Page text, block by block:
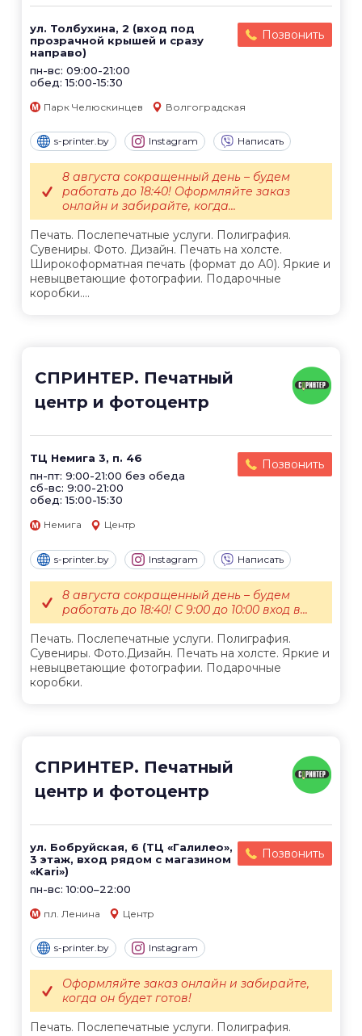
ул. Толбухина, 2 (вход под
прозрачной крышей и сразу
направо)
пн-вс: 09:00-21:00
обед: 15:00-15:30
Позвонить
Парк Челюскинцев Волгоградская
s-printer.by Instagram Написать
Печать. Послепечатные услуги. Полиграфия.
Сувениры. Фото. Дизайн. Печать на холсте.
Широкоформатная печать (формат до А0). Яркие и
невыцветающие фотографии. Подарочные
коробки....
8 августа сокращенный день – будем
работать до 18:40! Оформляйте заказ
онлайн и забирайте, когда...
СПРИНТЕР. Печатный
центр и фотоцентр
ТЦ Немига 3, п. 46
пн-пт: 9:00-21:00 без обеда
сб-вс: 9:00-21:00
обед: 15:00-15:30
Позвонить
Немига Центр
s-printer.by Instagram Написать
Печать. Послепечатные услуги. Полиграфия.
Сувениры. Фото.Дизайн. Печать на холсте. Яркие и
невыцветающие фотографии. Подарочные
коробки.
8 августа сокращенный день – будем
работать до 18:40! С 9:00 до 10:00 вход в...
СПРИНТЕР. Печатный
центр и фотоцентр
ул. Бобруйская, 6 (ТЦ «Галилео»,
3 этаж, вход рядом с магазином
«Kari»)
пн-вс: 10:00–22:00
Позвонить
пл. Ленина Центр
s-printer.by Instagram
Печать. Послепечатные услуги. Полиграфия.
Оформляйте заказ онлайн и забирайте,
когда он будет готов!